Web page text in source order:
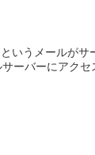
いうメールがサ
ーバーにアクセ